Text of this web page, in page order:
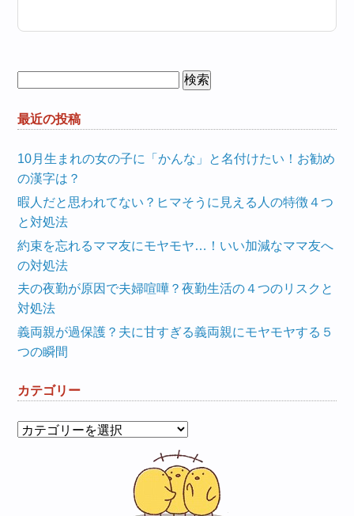
最近の投稿
10月生まれの女の子に「かんな」と名付けたい！お勧め
の漢字は？
暇人だと思われてない？ヒマそうに見える人の特徴４つ
と対処法
約束を忘れるママ友にモヤモヤ…！いい加減なママ友へ
の対処法
夫の夜勤が原因で夫婦喧嘩？夜勤生活の４つのリスクと
対処法
義両親が過保護？夫に甘すぎる義両親にモヤモヤする５
つの瞬間
カテゴリー
カ